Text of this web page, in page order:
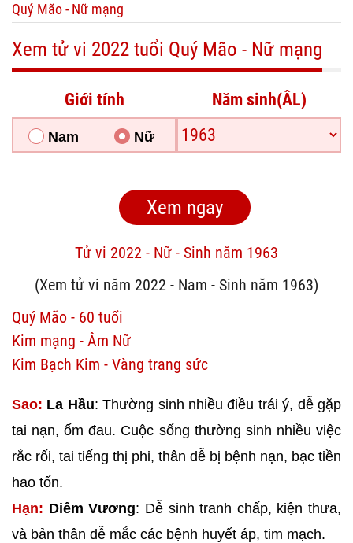
Quý Mão - Nữ mạng
Xem tử vi 2022 tuổi Quý Mão - Nữ mạng
Giới tính
Nam Nữ
Năm sinh(ÂL)
Tử vi 2022 - Nữ - Sinh năm 1963
(Xem tử vi năm 2022 - Nam - Sinh năm 1963)
Quý Mão - 60 tuổi
Kim mạng - Âm Nữ
Kim Bạch Kim - Vàng trang sức
Sao: La Hầu: Thường sinh nhiều điều trái ý, dễ gặp
tai nạn, ốm đau. Cuộc sống thường sinh nhiều việc
rắc rối, tai tiếng thị phi, thân dễ bị bệnh nạn, bạc tiền
hao tốn.
Hạn: Diêm Vương: Dễ sinh tranh chấp, kiện thưa,
và bản thân dễ mắc các bệnh huyết áp, tim mạch.